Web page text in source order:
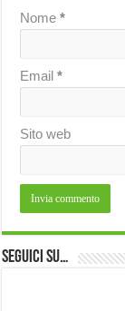
Nome*
Email*
Sito web
Seguici su…